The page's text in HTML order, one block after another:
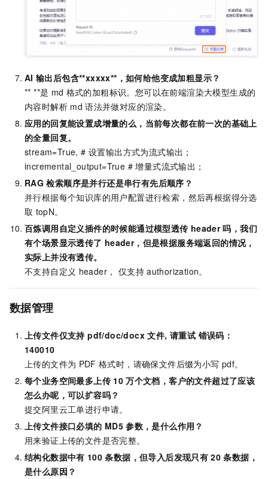
AI 输出后包含**xxxxx**，如何给他变成加粗显示？
** **是 md 格式的加粗标识。您可以在前端渲染大模型生成的
内容时解析 md 语法并做对应的渲染。
应用的回复能设置成增量的么，当前每次都在前一次的基础上
的全量回复。
stream=True, # 设置输出方式为流式输出；
incremental_output=True # 增量式流式输出；
RAG 检索顺序是并行还是串行有先后顺序？
并行根据每个知识库的用户配置进行检索，然后再根据得分选
取 topN。
百炼调用自定义插件的时候能通过模型透传 header 吗，我们
有个场景显示透传了 header，但是根据服务端返回的情况，
实际上并没有透传。
不支持自定义 header， 仅支持 authorization。
数据管理
上传文件仅支持 pdf/doc/docx 文件, 请重试 错误码：
140010
上传的文件为 PDF 格式时，请确保文件后缀为小写 pdf。
每个业务空间最多上传 10 万个文档，客户的文件超过了应该
怎么办呢，可以扩容吗？
提交阿里云工单进行申请。
上传文件接口必填的 MD5 参数，是什么作用？
用来验证上传的文件是否完整。
结构化数据中有 100 条数据，但导入后发现只有 20 条数据，
是什么原因？